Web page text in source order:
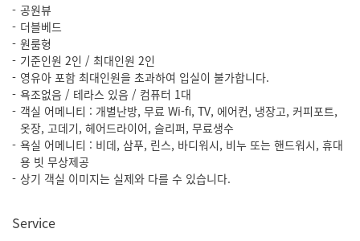
공원뷰
더블베드
원룸형
기준인원 2인 / 최대인원 2인
영유아 포함 최대인원을 초과하여 입실이 불가합니다.
욕조없음 / 테라스 있음 / 컴퓨터 1대
객실 어메니티 : 개별난방, 무료 Wi-fi, TV, 에어컨, 냉장고, 커피포트,
옷장, 고데기, 헤어드라이어, 슬리퍼, 무료생수
욕실 어메니티 : 비데, 삼푸, 린스, 바디워시, 비누 또는 핸드워시, 휴대
용 빗 무상제공
상기 객실 이미지는 실제와 다를 수 있습니다.
Service